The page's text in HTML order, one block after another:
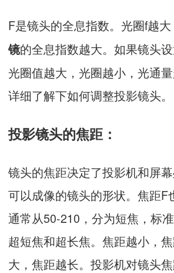
F是镜头的全息指数。光圈f越大
镜的全息指数越大。如果镜头
光圈值越大，光圈越小，光通
详细了解下如何调整投影镜头。
投影镜头的焦距：
镜头的焦距决定了投影机和屏
可以成像的镜头的形状。焦距F
通常从50-210，分为短焦，标
超短焦和超长焦。焦距越小，
大，焦距越长。投影机对镜头